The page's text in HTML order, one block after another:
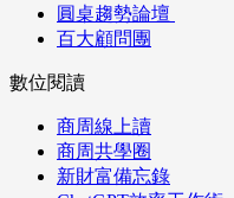
圓桌趨勢論壇
百大顧問團
數位閱讀
商周線上讀
商周共學圈
新財富備忘錄